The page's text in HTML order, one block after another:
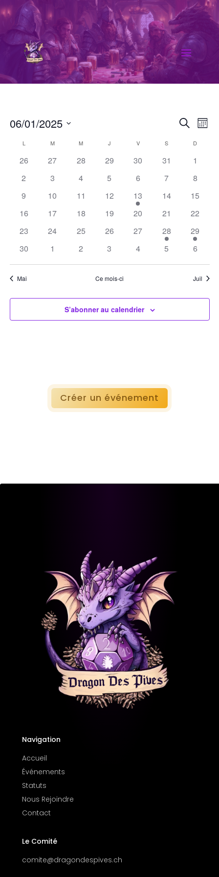
de
vues
Mois
06/01/2025
date.
Calendrier
de
Évènements
L MMARDI M MERCREDI
J VVENDREDIS D
26 27 28 29 30 31
1
2
3 4 5 6 7
8
9
10 11 12 13 14
15
16
17 18 19 20 21
22
23
24 25 26 27 28
29
30
1 2 3 4 5 6
Mai Ce mois-ci Juil
S’abonner au calendrier
Créer un événement
Navigation
Accueil
Événements
Statuts
Nous Rejoindre
Contact
Le Comité
comite@dragondespives.ch